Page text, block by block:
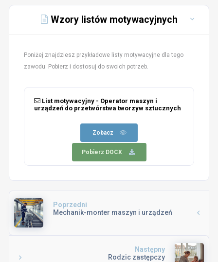
Wzory listów motywacyjnych
Poniżej znajdziesz przykładowe listy motywacyjne dla tego
zawodu. Pobierz i dostosuj do swoich potrzeb.
List motywacyjny - Operator maszyn i
urządzeń do przetwórstwa tworzyw sztucznych
Zobacz
Pobierz DOCX
Poprzedni
Mechanik-monter maszyn i urządzeń
Następny
Rodzic zastępczy